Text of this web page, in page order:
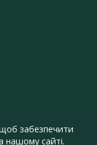
забезпечити
нашому сайті.